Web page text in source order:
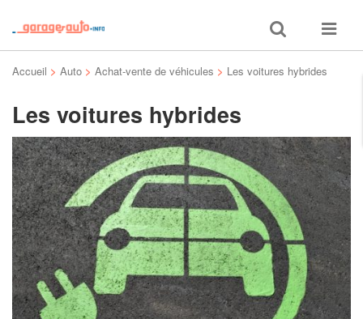
Toggle
search
Toggle
Accueil > Auto > Achat-vente de véhicules > Les voitures hybrides
Les voitures hybrides